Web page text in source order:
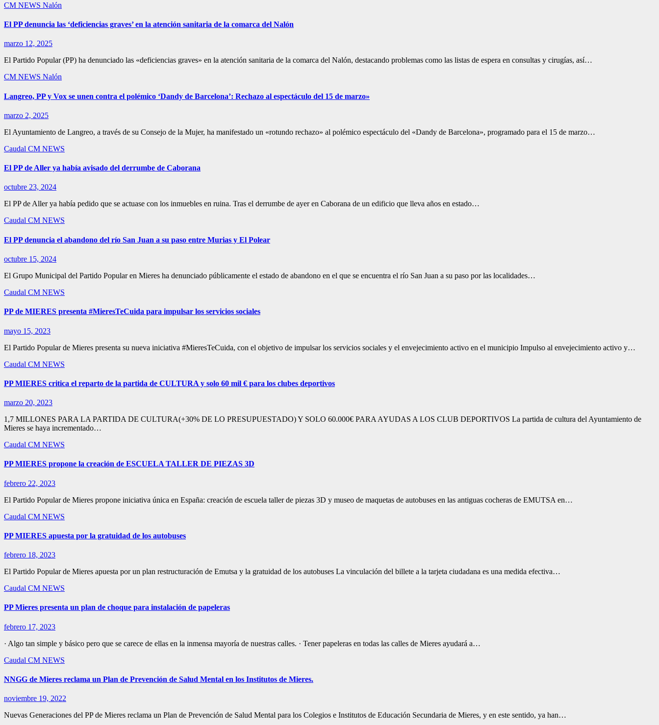
CM NEWS Nalón
El PP denuncia las ‘deficiencias graves’ en la atención sanitaria de la comarca del Nalón
marzo 12, 2025
El Partido Popular (PP) ha denunciado las «deficiencias graves» en la atención sanitaria de la comarca del Nalón, destacando problemas como las listas de espera en consultas y cirugías, así…
CM NEWS Nalón
Langreo, PP y Vox se unen contra el polémico ‘Dandy de Barcelona’: Rechazo al espectáculo del 15 de marzo»
marzo 2, 2025
El Ayuntamiento de Langreo, a través de su Consejo de la Mujer, ha manifestado un «rotundo rechazo» al polémico espectáculo del «Dandy de Barcelona», programado para el 15 de marzo…
Caudal CM NEWS
El PP de Aller ya había avisado del derrumbe de Caborana
octubre 23, 2024
El PP de Aller ya había pedido que se actuase con los inmuebles en ruina. Tras el derrumbe de ayer en Caborana de un edificio que lleva años en estado…
Caudal CM NEWS
El PP denuncia el abandono del río San Juan a su paso entre Murias y El Polear
octubre 15, 2024
El Grupo Municipal del Partido Popular en Mieres ha denunciado públicamente el estado de abandono en el que se encuentra el río San Juan a su paso por las localidades…
Caudal CM NEWS
PP de MIERES presenta #MieresTeCuida para impulsar los servicios sociales
mayo 15, 2023
El Partido Popular de Mieres presenta su nueva iniciativa #MieresTeCuida, con el objetivo de impulsar los servicios sociales y el envejecimiento activo en el municipio Impulso al envejecimiento activo y…
Caudal CM NEWS
PP MIERES critica el reparto de la partida de CULTURA y solo 60 mil € para los clubes deportivos
marzo 20, 2023
1,7 MILLONES PARA LA PARTIDA DE CULTURA(+30% DE LO PRESUPUESTADO) Y SOLO 60.000€ PARA AYUDAS A LOS CLUB DEPORTIVOS La partida de cultura del Ayuntamiento de
Mieres se haya incrementado…
Caudal CM NEWS
PP MIERES propone la creación de ESCUELA TALLER DE PIEZAS 3D
febrero 22, 2023
El Partido Popular de Mieres propone iniciativa única en España: creación de escuela taller de piezas 3D y museo de maquetas de autobuses en las antiguas cocheras de EMUTSA en…
Caudal CM NEWS
PP MIERES apuesta por la gratuidad de los autobuses
febrero 18, 2023
El Partido Popular de Mieres apuesta por un plan restructuración de Emutsa y la gratuidad de los autobuses La vinculación del billete a la tarjeta ciudadana es una medida efectiva…
Caudal CM NEWS
PP Mieres presenta un plan de choque para instalación de papeleras
febrero 17, 2023
· Algo tan simple y básico pero que se carece de ellas en la inmensa mayoría de nuestras calles. · Tener papeleras en todas las calles de Mieres ayudará a…
Caudal CM NEWS
NNGG de Mieres reclama un Plan de Prevención de Salud Mental en los Institutos de Mieres.
noviembre 19, 2022
Nuevas Generaciones del PP de Mieres reclama un Plan de Prevención de Salud Mental para los Colegios e Institutos de Educación Secundaria de Mieres, y en este sentido, ya han…